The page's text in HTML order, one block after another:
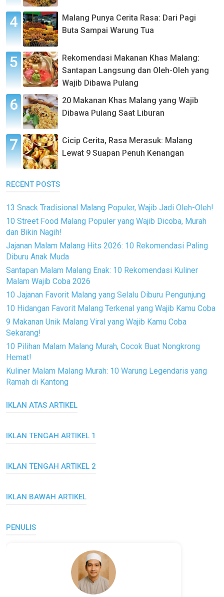
Malang Punya Cerita Rasa: Dari Pagi
Buta Sampai Warung Tua
Rekomendasi Makanan Khas Malang:
Santapan Langsung dan Oleh-Oleh yang
Wajib Dibawa Pulang
20 Makanan Khas Malang yang Wajib
Dibawa Pulang Saat Liburan
Cicip Cerita, Rasa Merasuk: Malang
Lewat 9 Suapan Penuh Kenangan
RECENT POSTS
13 Snack Tradisional Malang Populer, Wajib Jadi Oleh-Oleh!
10 Street Food Malang Populer yang Wajib Dicoba, Murah
dan Bikin Nagih!
Jajanan Malam Malang Hits 2026: 10 Rekomendasi Paling
Diburu Anak Muda
Santapan Malam Malang Enak: 10 Rekomendasi Kuliner
Malam Wajib Coba 2026
10 Jajanan Favorit Malang yang Selalu Diburu Pengunjung
10 Hidangan Favorit Malang Terkenal yang Wajib Kamu Coba
9 Makanan Unik Malang Viral yang Wajib Kamu Coba
Sekarang!
10 Pilihan Malam Malang Murah, Cocok Buat Nongkrong
Hemat!
Kuliner Malam Malang Murah: 10 Warung Legendaris yang
Ramah di Kantong
IKLAN ATAS ARTIKEL
IKLAN TENGAH ARTIKEL 1
IKLAN TENGAH ARTIKEL 2
IKLAN BAWAH ARTIKEL
PENULIS